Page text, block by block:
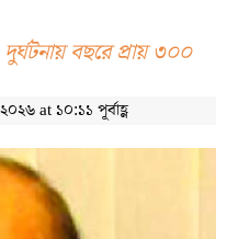
দুর্ঘটনায় বছরে প্রায় ৩০০
at ১০:১১ পূর্বাহ্ণ